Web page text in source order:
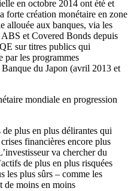
en octobre 2014 ont été et
forte création monétaire en zone
allouée aux banques, via les
ABS et Covered Bonds depuis
sur titres publics qui
par les programmes
du Japon (avril 2013 et
mondiale en progression
plus en plus délirantes qui
financières encore plus
va chercher du
de plus en plus risquées
les plus sûrs – comme les
de moins en moins